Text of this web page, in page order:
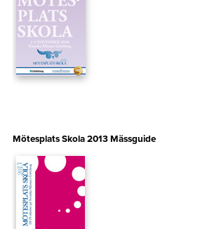
Mötesplats Skola 2013 Mässguide